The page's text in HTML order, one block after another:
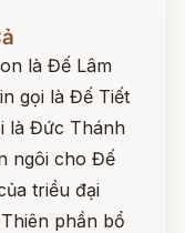
là Đế Lâm
gọi là Đế Tiết
là Đức Thánh
ngôi cho Đế
triều đại
phần bổ